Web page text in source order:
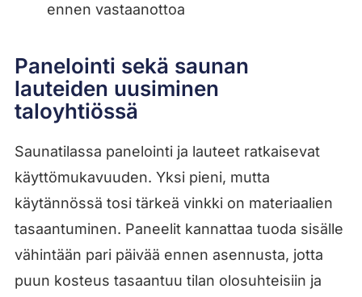
ennen vastaanottoa
Panelointi sekä saunan
lauteiden uusiminen
taloyhtiössä
Saunatilassa panelointi ja lauteet ratkaisevat
käyttömukavuuden. Yksi pieni, mutta
käytännössä tosi tärkeä vinkki on materiaalien
tasaantuminen. Paneelit kannattaa tuoda sisälle
vähintään pari päivää ennen asennusta, jotta
puun kosteus tasaantuu tilan olosuhteisiin ja